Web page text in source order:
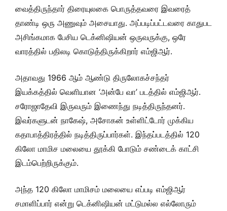
வைத்திருந்தார் திரையுலகை பொருத்தவரை இவரைத்
தாண்டி ஒரு அணுவும் அசையாது. அப்படிப்பட்டவரை காதுபட
அசிங்கமாக பேசிய டெக்னிஷியன் ஒருவருக்கு, ஒரே
வாரத்தில் பதிலடி கொடுத்திருக்கிறார் எம்ஜிஆர்.
அதாவது 1966 ஆம் ஆண்டு திருலோகச்சந்தர்
இயக்கத்தில் வெளியான ‘அன்பே வா’ படத்தில் எம்ஜிஆர்.
சரோஜாதேவி இருவரும் இணைந்து நடித்திருந்தனர்.
இவர்களுடன் நாகேஷ், அசோகன் உள்ளிட்டோர் முக்கிய
கதாபாத்திரத்தில் நடித்திருப்பார்கள். இந்தப்படத்தில் 120
கிலோ மாமிச மலையை தூக்கி போடும் சண்டைக் காட்சி
இடம்பெற்றிருக்கும்.
அந்த 120 கிலோ மாமிசம் மலையை எப்படி எம்ஜிஆர்
சமாளிப்பார் என்று டெக்னிஷியன் மட்டுமல்ல எல்லோரும்